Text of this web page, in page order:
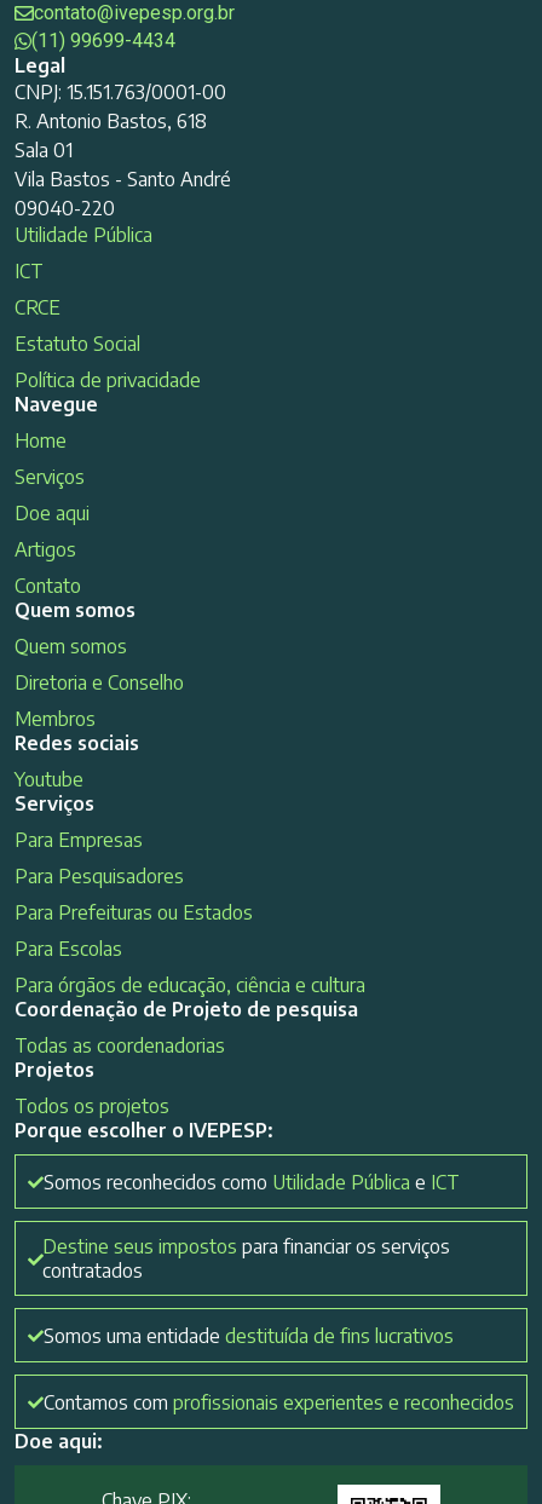
contato@ivepesp.org.br
(11) 99699-4434
Legal
CNPJ: 15.151.763/0001-00
R. Antonio Bastos, 618
Sala 01
Vila Bastos - Santo André
09040-220
Utilidade Pública
ICT
CRCE
Estatuto Social
Política de privacidade
Navegue
Home
Serviços
Doe aqui
Artigos
Contato
Quem somos
Quem somos
Diretoria e Conselho
Membros
Redes sociais
Youtube
Serviços
Para Empresas
Para Pesquisadores
Para Prefeituras ou Estados
Para Escolas
Para órgãos de educação, ciência e cultura
Coordenação de Projeto de pesquisa
Todas as coordenadorias
Projetos
Todos os projetos
Porque escolher o IVEPESP:
Somos reconhecidos como Utilidade Pública e ICT
Destine seus impostos para financiar os serviços
contratados
Somos uma entidade destituída de fins lucrativos
Contamos com profissionais experientes e reconhecidos
Doe aqui: